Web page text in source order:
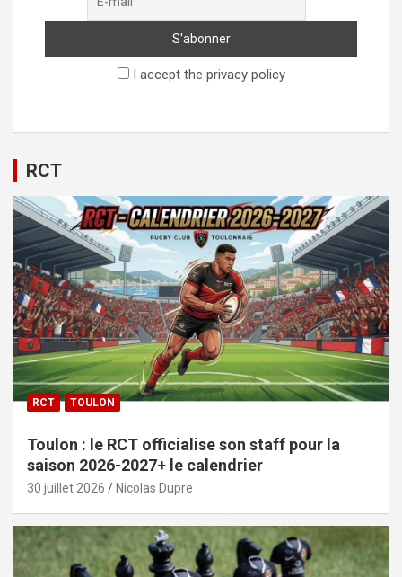
I accept the privacy policy
RCT
RCT TOULON
Toulon : le RCT officialise son staff pour la
saison 2026-2027+ le calendrier
30 juillet 2026 Nicolas Dupre